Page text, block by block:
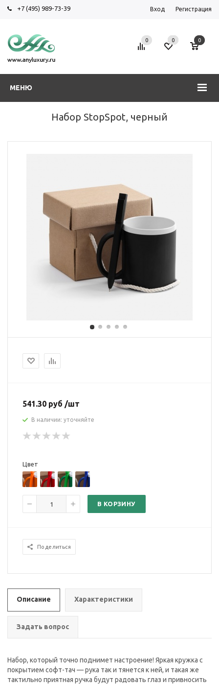
+7 (495) 989-73-39 Вход Регистрация
МЕНЮ
0 0 0
Набор StopSpot, черный
541.30 руб /шт
В наличии: уточняйте
Цвет
В КОРЗИНУ
Поделиться
Описание Характеристики
Задать вопрос
Набор, который точно поднимет настроение! Яркая кружка с
покрытием софт-тач — рука так и тянется к ней, и такая же
тактильно приятная ручка будут радовать глаз и привносить